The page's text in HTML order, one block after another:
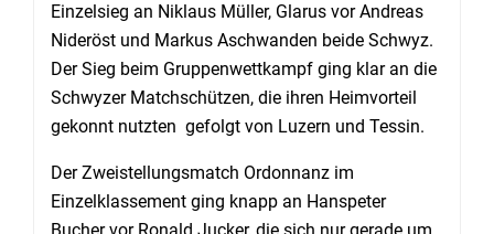
Einzelsieg an Niklaus Müller, Glarus vor Andreas
Nideröst und Markus Aschwanden beide Schwyz.
Der Sieg beim Gruppenwettkampf ging klar an die
Schwyzer Matchschützen, die ihren Heimvorteil
gekonnt nutzten gefolgt von Luzern und Tessin.
Der Zweistellungsmatch Ordonnanz im
Einzelklassement ging knapp an Hanspeter